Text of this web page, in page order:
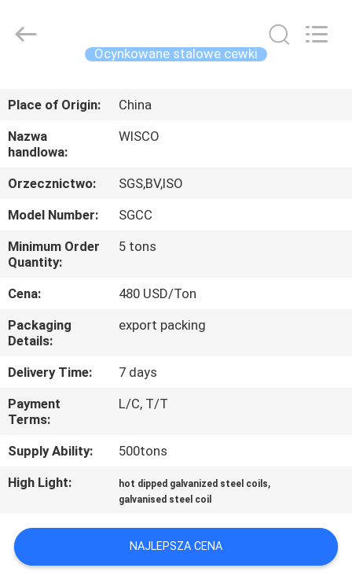
PRODUKTY
O
NAS
WYCIECZKA
PO
FABRYCE
KONTROLA
JAKOŚCI
SKONTAKTUJ
Z
NAMI
AKTUALNOŚCI
INDUSTRIAL
LIMITED.
Ocynkowane stalowe cewki
Place of Origin:
China
Nazwa
handlowa:
WISCO
Orzecznictwo:
SGS,BV,ISO
Model Number:
SGCC
Minimum Order
Quantity:
5 tons
Cena:
480 USD/Ton
Packaging
Details:
export packing
Delivery Time:
7 days
Payment
Terms:
L/C, T/T
Supply Ability:
500tons
High Light:
hot dipped galvanized steel coils,
galvanised steel coil
NAJLEPSZA CENA